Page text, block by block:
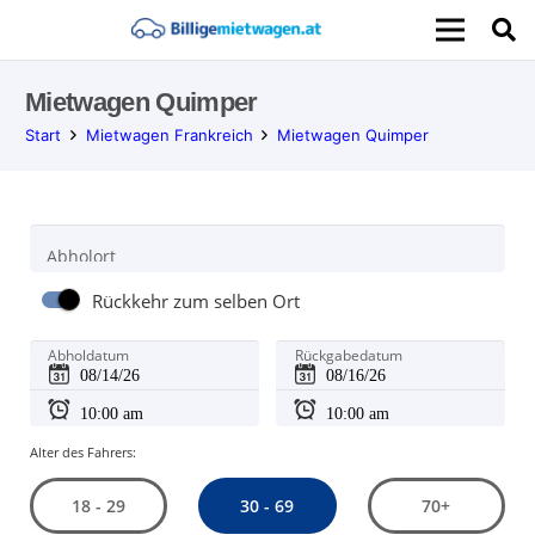
Mietwagen Quimper
Start Mietwagen Frankreich Mietwagen Quimper
Abholort
Rückkehr zum selben Ort
Abholdatum Rückgabedatum
Alter des Fahrers:
18 - 29 30 - 69 70+